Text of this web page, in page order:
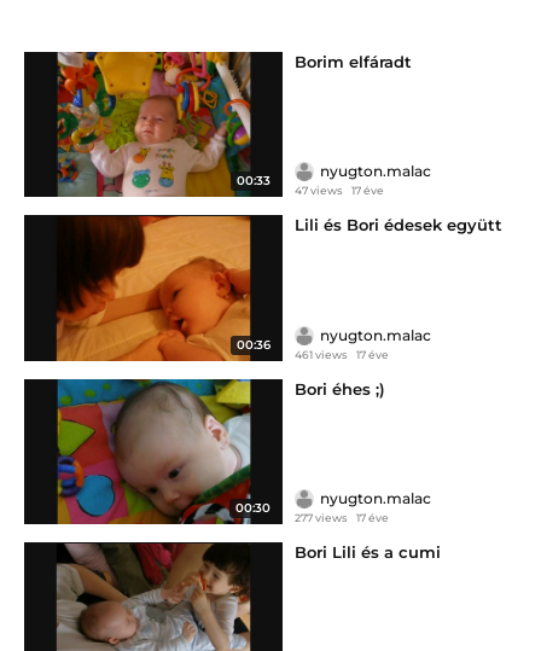
00:33
Borim elfáradt
nyugton.malac
47 views 17 éve
00:36
Lili és Bori édesek együtt
nyugton.malac
461 views 17 éve
00:30
Bori éhes ;)
nyugton.malac
277 views 17 éve
Bori Lili és a cumi